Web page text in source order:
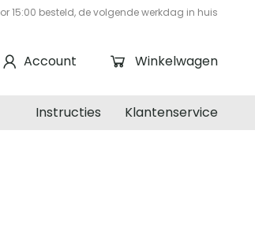
15:00 besteld, de volgende werkdag in huis
Winkelwagen
Account
Klantenservice
Instructies